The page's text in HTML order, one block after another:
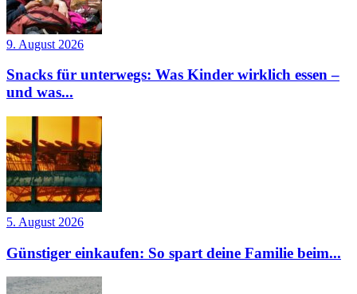
9. August 2026
Snacks für unterwegs: Was Kinder wirklich essen –
und was...
5. August 2026
Günstiger einkaufen: So spart deine Familie beim...